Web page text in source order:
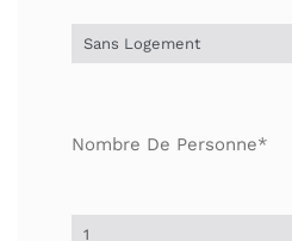
Nombre De Personne*